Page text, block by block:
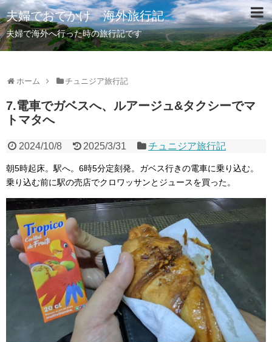
夫婦でおでかけ 海外旅行記
夫婦で海外へ行った時の旅行記です
ホーム チュニジア旅行記
7.電車でガベスへ、ルアージュ&タクシーでマ
トマタへ
2024/10/8 2025/3/31 チュニジア旅行記
朝5時起床。駅へ。6時5分定刻発。ガベス行きの電車に乗り込む。
乗り込む前に駅の売店でクロワッサンとジュースを買った。